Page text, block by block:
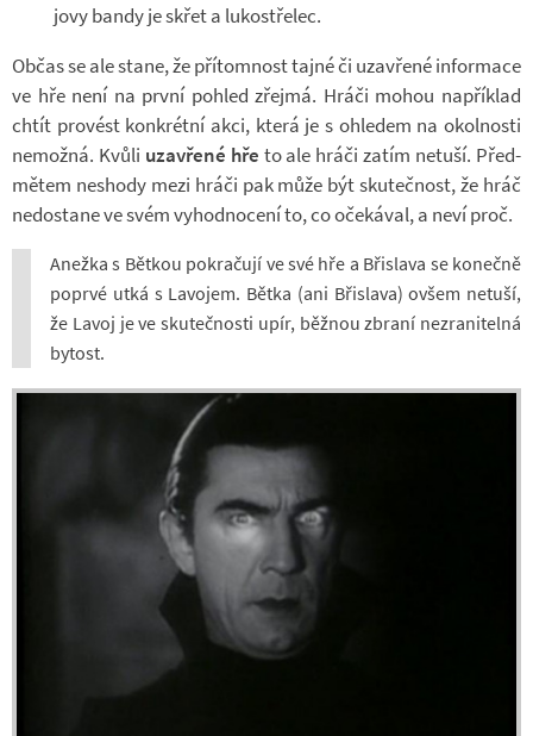
jovy bandy je skřet a lu­kostře­lec.
Občas se ale stane, že pří­tom­nost tajné či uza­vřené in­for­mace
ve hře není na první po­hled zřejmá. Hráči mohou na­pří­klad
chtít pro­vést kon­krétní akci, která je s ohle­dem na okol­nosti
ne­možná. Kvůli uza­vřené hře to ale hráči zatím ne­tuší. Před­
mě­tem ne­shody mezi hráči pak může být sku­teč­nost, že hráč
ne­do­stane ve svém vy­hod­no­cení to, co oče­ká­val, a neví proč.
Anežka s Bět­kou po­kra­čují ve své hře a Bři­slava se ko­nečně
po­prvé utká s La­vo­jem. Bětka (ani Bři­slava) ovšem ne­tuší,
že Lavoj je ve sku­teč­nosti upír, běž­nou zbraní ne­zra­ni­telná
by­tost.